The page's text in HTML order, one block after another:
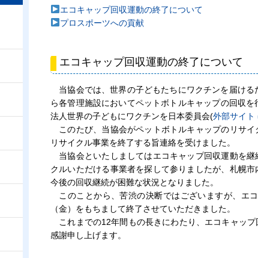
エコキャップ回収運動の終了について
プロスポーツへの貢献
エコキャップ回収運動の終了について
当協会では、世界の子どもたちにワクチンを届け
ら各管理施設においてペットボトルキャップの回収
法人世界の子どもにワクチンを日本委員会(外部サイト
このたび、当協会がペットボトルキャップのリサ
リサイクル事業を終了する旨連絡を受けました。
当協会といたしましてはエコキャップ回収運動を
クルいただける事業者を探して参りましたが、札幌
今後の回収継続が困難な状況となりました。
このことから、苦渋の決断ではございますが、エ
（金）をもちまして終了させていただきました。
これまでの12年間もの長きにわたり、エコキャッ
感謝申し上げます。